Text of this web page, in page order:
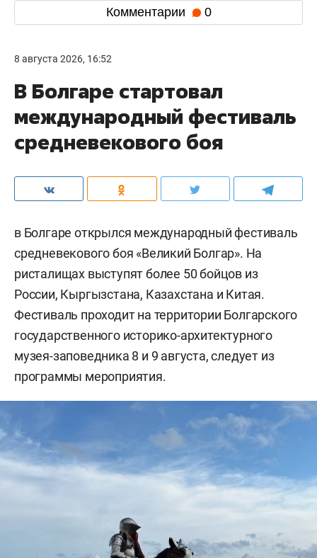
Комментарии 0
8 августа 2026, 16:52
В Болгаре стартовал
международный фестиваль
средневекового боя
в Болгаре открылся международный фестиваль
средневекового боя «Великий Болгар». На
ристалищах выступят более 50 бойцов из
России, Кыргызстана, Казахстана и Китая.
Фестиваль проходит на территории Болгарского
государственного историко-архитектурного
музея-заповедника 8 и 9 августа, следует из
программы мероприятия.